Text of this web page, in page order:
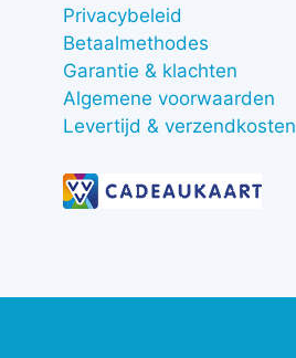
Privacybeleid
Betaalmethodes
Garantie & klachten
Algemene voorwaarden
Levertijd & verzendkosten